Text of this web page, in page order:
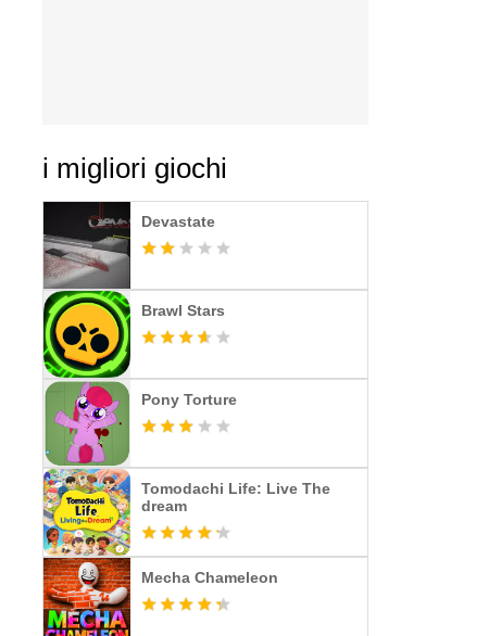
i migliori giochi
Devastate
Brawl Stars
Pony Torture
Tomodachi Life: Live The
dream
Mecha Chameleon